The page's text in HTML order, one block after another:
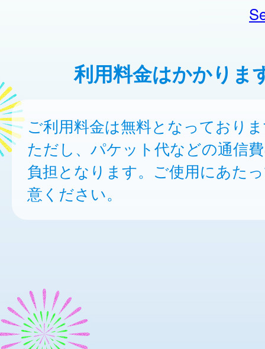
利用料金はかかりま
ご利用料金は無料となっており
ただし、パケット代などの通信
負担となります。ご使用にあた
意ください。